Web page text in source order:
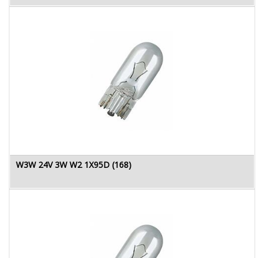
W3W 24V 3W W2 1X95D (168)